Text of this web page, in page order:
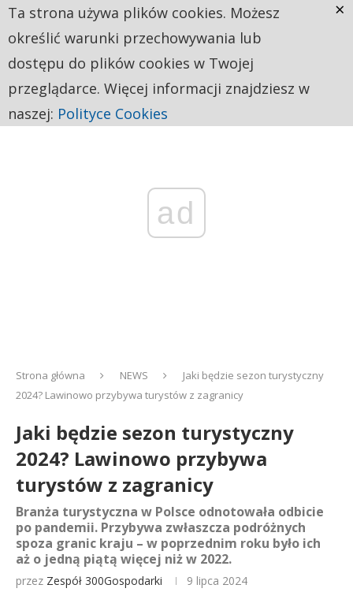
ad
Strona główna NEWS
Jaki będzie sezon turystyczny
2024? Lawinowo przybywa turystów z zagranicy
Jaki będzie sezon turystyczny
2024? Lawinowo przybywa
turystów z zagranicy
Branża turystyczna w Polsce odnotowała odbicie
po pandemii. Przybywa zwłaszcza podróżnych
spoza granic kraju – w poprzednim roku było ich
aż o jedną piątą więcej niż w 2022.
przez Zespół 300Gospodarki 9 lipca 2024
Ta strona używa plików cookies. Możesz
określić warunki przechowywania lub
dostępu do plików cookies w Twojej
przeglądarce. Więcej informacji znajdziesz w
naszej: Polityce Cookies
×